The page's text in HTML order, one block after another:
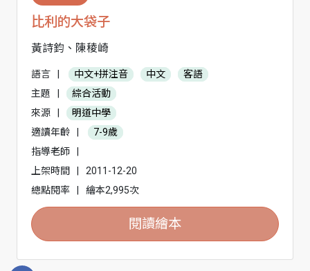
比利的大袋子
黃詩鈞、陳稜崎
語言 中文+拼注音 中文
客語
主題
綜合活動
來源
明道中學
適讀年齡
7-9歲
指導老師
上架時間
2011-12-20
總點閱率
繪本2,995次
閱讀繪本